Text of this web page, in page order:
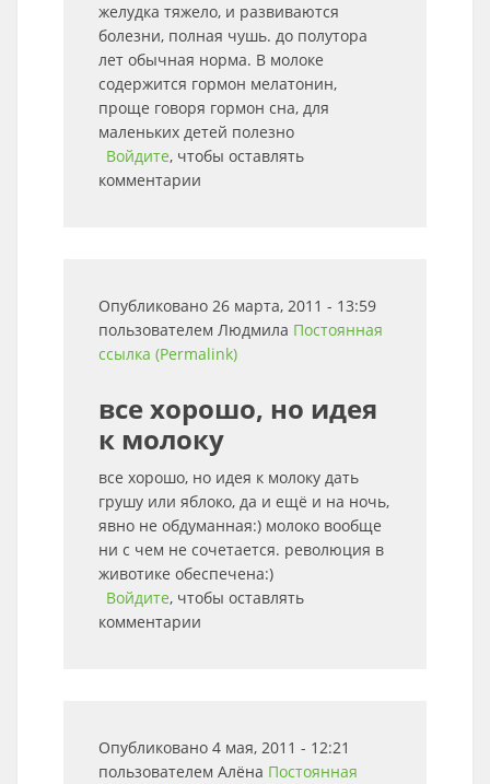
желудка тяжело, и развиваются
болезни, полная чушь. до полутора
лет обычная норма. В молоке
содержится гормон мелатонин,
проще говоря гормон сна, для
маленьких детей полезно
Войдите, чтобы оставлять
комментарии
Опубликовано 26 марта, 2011 - 13:59
пользователем Людмила Постоянная
ссылка (Permalink)
все хорошо, но идея
к молоку
все хорошо, но идея к молоку дать
грушу или яблоко, да и ещё и на ночь,
явно не обдуманная:) молоко вообще
ни с чем не сочетается. революция в
животике обеспечена:)
Войдите, чтобы оставлять
комментарии
Опубликовано 4 мая, 2011 - 12:21
пользователем Алёна Постоянная